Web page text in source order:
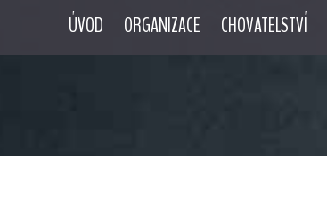
ÚVOD ORGANIZACE CHOVATELSTVÍ